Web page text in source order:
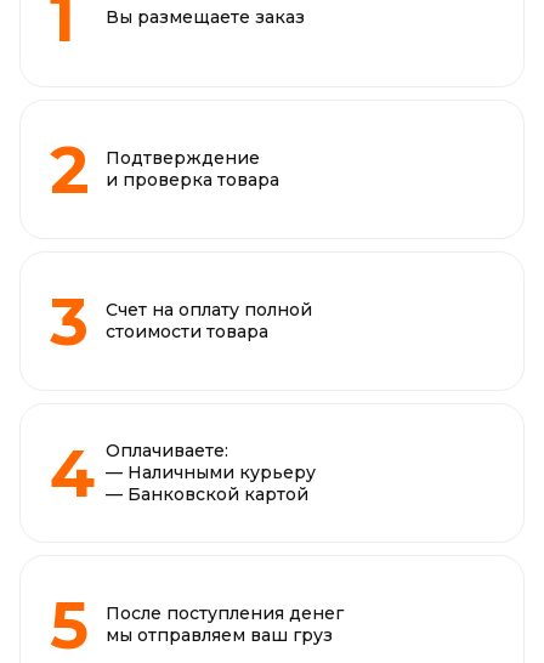
Вы размещаете заказ
Подтверждение
и проверка товара
Счет на оплату полной
стоимости товара
Оплачиваете:
— Наличными курьеру
— Банковской картой
После поступления денег
мы отправляем ваш груз